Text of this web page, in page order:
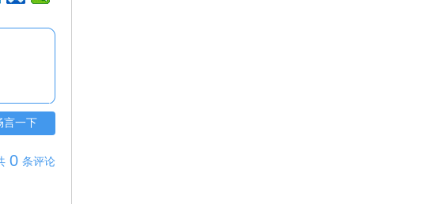
言一下
0 条评论